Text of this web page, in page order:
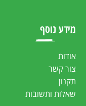
מידע נוסף
אודות
צור קשר
תקנון
שאלות ותשובות